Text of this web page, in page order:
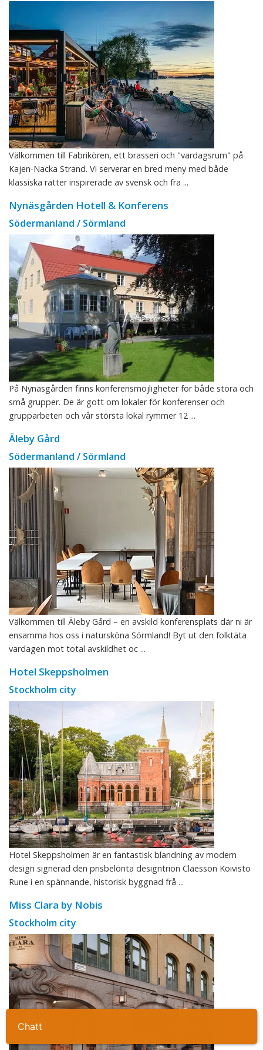
Ta kontakt
Välkommen till Fabrikören, ett brasseri och "vardagsrum" på
Kajen-Nacka Strand. Vi serverar en bred meny med både
klassiska rätter inspirerade av svensk och fra ...
Nynäsgården Hotell & Konferens
Södermanland / Sörmland
På Nynäsgården finns konferensmöjligheter för både stora och
små grupper. De är gott om lokaler för konferenser och
grupparbeten och vår största lokal rymmer 12 ...
Äleby Gård
Södermanland / Sörmland
Välkommen till Äleby Gård – en avskild konferensplats där ni är
ensamma hos oss i natursköna Sörmland! Byt ut den folktäta
vardagen mot total avskildhet oc ...
Hotel Skeppsholmen
Stockholm city
Hotel Skeppsholmen är en fantastisk blandning av modern
design signerad den prisbelönta designtrion Claesson Koivisto
Rune i en spännande, historisk byggnad frå ...
Miss Clara by Nobis
Stockholm city